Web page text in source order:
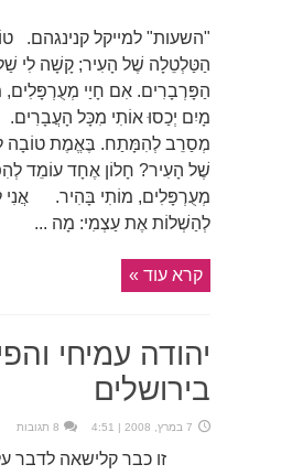
"השעות" למייקל קנינגהם.
הַטַּלְטֵלָה שֶׁל הָעִיר; קָשָׁה לִי
הַפָּרְבָרִים. אִם חָיַי מְעֻרְפָּלִים,
מָיִם יְכַסוּ אוֹתִי מִכָּל הָעֲבָרִים.
מְסַרֵב לְהִמָּתַח. בֶּאֱמֶת טוֹבָה
שֶׁל הָעִיר? חָלוֹן אֶחָד עוֹמֵד
מְעֻרְפָּלִים, מוֹתִי בָּהִיר. אֲנִי
לְהַשְׁלוֹת אֶת עַצְמִי: מָה ...
קרא עוד »
יהודה עמיחי
בירושלים
7 במרץ, 2008 | 4:51 8 תגובות
זו כבר קלישאה לדבר